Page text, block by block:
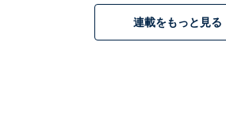
【夏の換気・熱中症対策】SwitchBot
連載をもっと見る